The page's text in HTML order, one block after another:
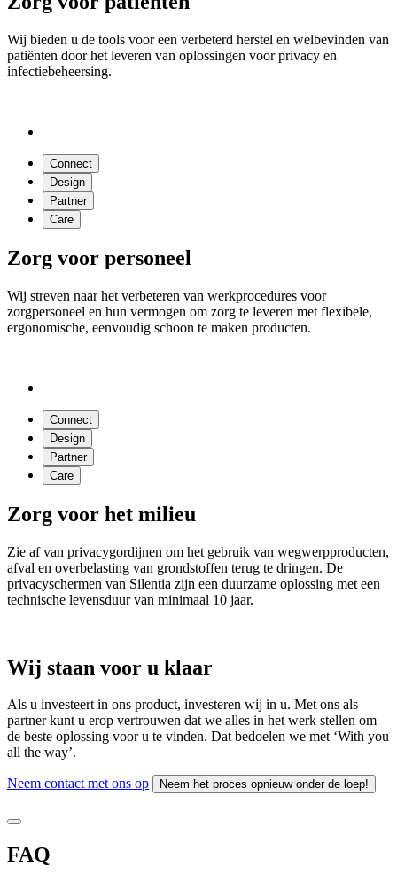
Wij bieden u de tools voor een verbeterd herstel en welbevinden van
patiënten door het leveren van oplossingen voor privacy en
infectiebeheersing.
Connect
Design
Partner
Care
Zorg voor personeel
Wij streven naar het verbeteren van werkprocedures voor
zorgpersoneel en hun vermogen om zorg te leveren met flexibele,
ergonomische, eenvoudig schoon te maken producten.
Connect
Design
Partner
Care
Zorg voor het milieu
Zie af van privacygordijnen om het gebruik van wegwerpproducten,
afval en overbelasting van grondstoffen terug te dringen. De
privacyschermen van Silentia zijn een duurzame oplossing met een
technische levensduur van minimaal 10 jaar.
Wij staan voor u klaar
Als u investeert in ons product, investeren wij in u. Met ons als
partner kunt u erop vertrouwen dat we alles in het werk stellen om
de beste oplossing voor u te vinden. Dat bedoelen we met ‘With you
all the way’.
Neem contact met ons op Neem het proces opnieuw onder de loep!
FAQ